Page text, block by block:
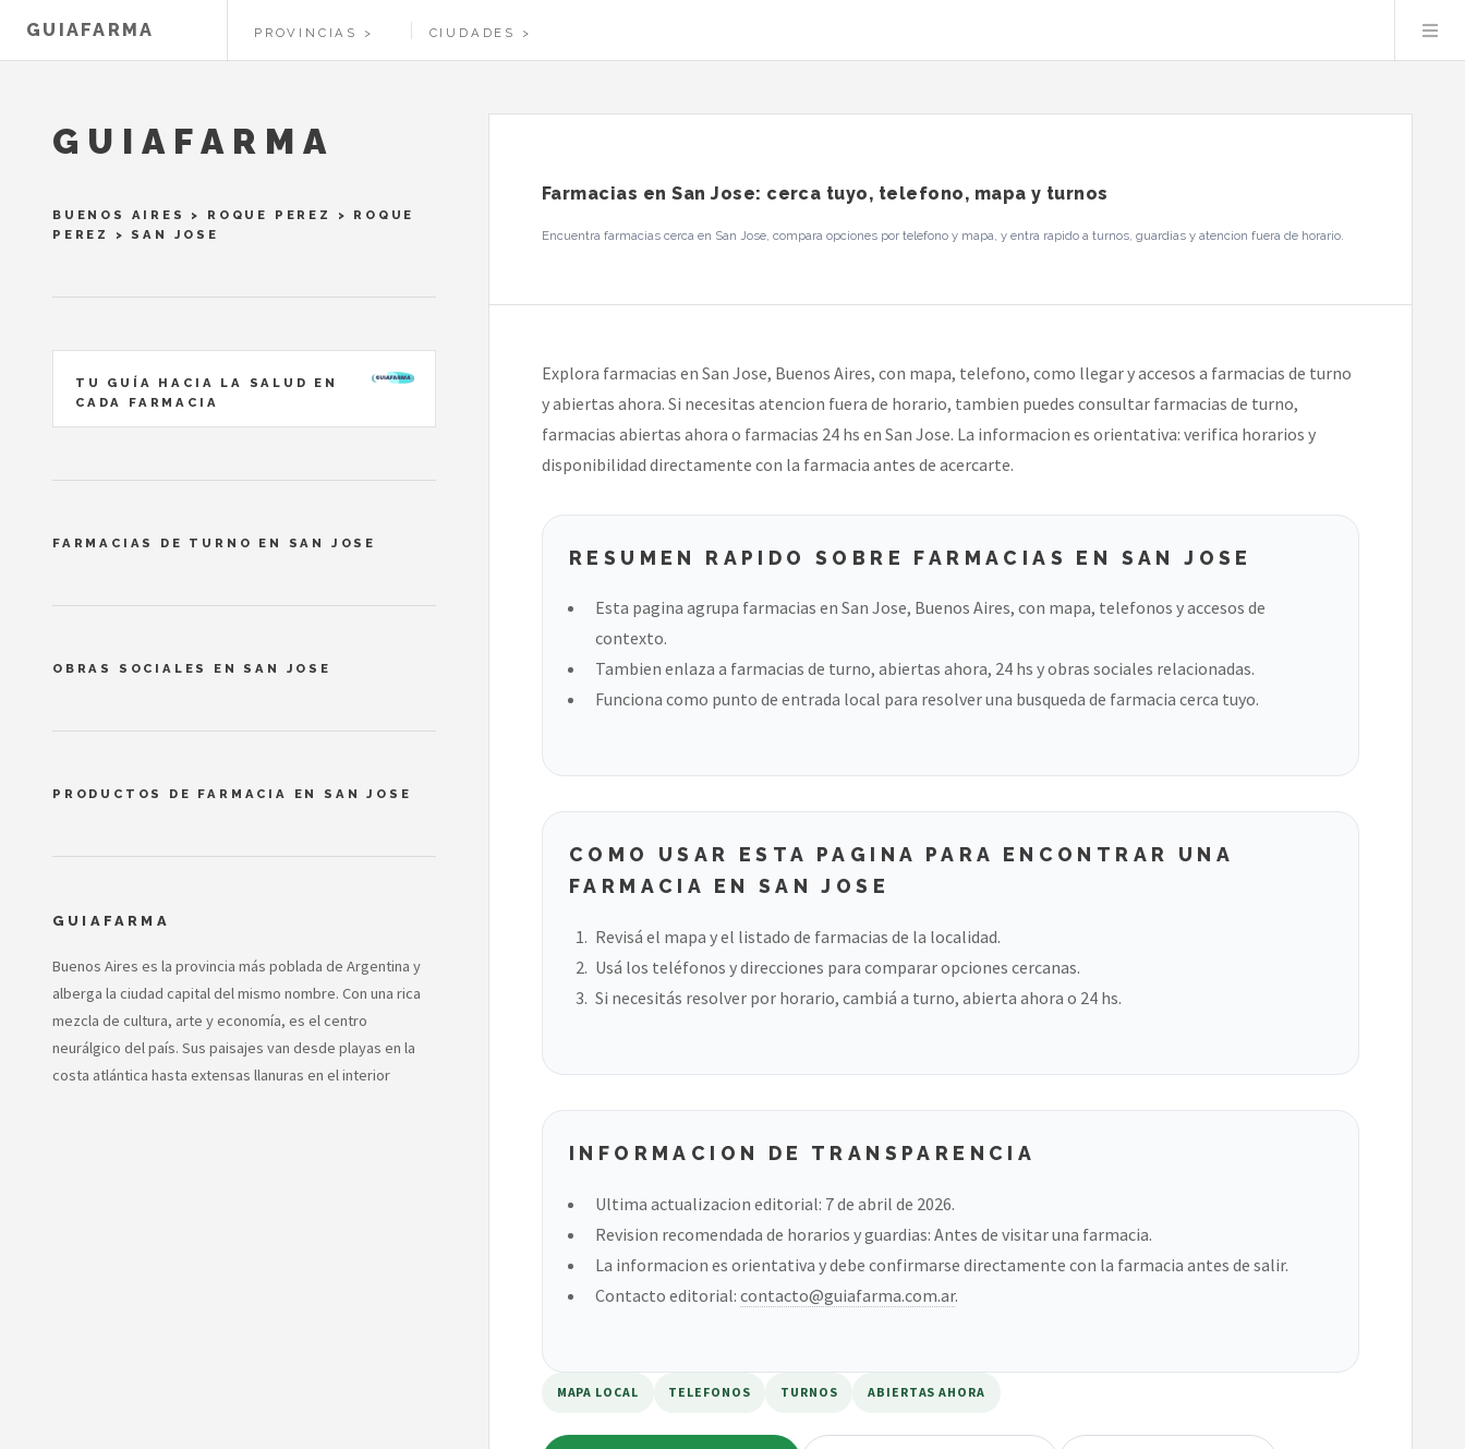
GUIAFARMA PROVINCIAS CIUDADES
Farmacias en San Jose: cerca tuyo, telefono, mapa y turnos
Encuentra farmacias cerca en San Jose, compara opciones por telefono y mapa, y entra rapido a turnos, guardias y atencion fuera de horario.
Explora farmacias en San Jose, Buenos Aires, con mapa, telefono, como llegar y accesos a farmacias de turno
y abiertas ahora. Si necesitas atencion fuera de horario, tambien puedes consultar farmacias de turno,
farmacias abiertas ahora o farmacias 24 hs en San Jose. La informacion es orientativa: verifica horarios y
disponibilidad directamente con la farmacia antes de acercarte.
RESUMEN RAPIDO SOBRE FARMACIAS EN SAN JOSE
Esta pagina agrupa farmacias en San Jose, Buenos Aires, con mapa, telefonos y accesos de
contexto.
Tambien enlaza a farmacias de turno, abiertas ahora, 24 hs y obras sociales relacionadas.
Funciona como punto de entrada local para resolver una busqueda de farmacia cerca tuyo.
COMO USAR ESTA PAGINA PARA ENCONTRAR UNA
FARMACIA EN SAN JOSE
Revisá el mapa y el listado de farmacias de la localidad.
Usá los teléfonos y direcciones para comparar opciones cercanas.
Si necesitás resolver por horario, cambiá a turno, abierta ahora o 24 hs.
INFORMACION DE TRANSPARENCIA
Ultima actualizacion editorial: 7 de abril de 2026.
Revision recomendada de horarios y guardias: Antes de visitar una farmacia.
La informacion es orientativa y debe confirmarse directamente con la farmacia antes de salir.
Contacto editorial: contacto@guiafarma.com.ar.
MAPA LOCAL TELEFONOS TURNOS ABIERTAS AHORA
GUIAFARMA
BUENOS AIRES > ROQUE PEREZ > ROQUE
PEREZ
> SAN JOSE
TU GUÍA HACIA LA SALUD EN
CADA FARMACIA
FARMACIAS DE TURNO EN SAN JOSE
OBRAS SOCIALES EN SAN JOSE
PRODUCTOS DE FARMACIA EN SAN JOSE
GUIAFARMA
Buenos Aires es la provincia más poblada de Argentina y
alberga la ciudad capital del mismo nombre. Con una rica
mezcla de cultura, arte y economía, es el centro
neurálgico del país. Sus paisajes van desde playas en la
costa atlántica hasta extensas llanuras en el interior